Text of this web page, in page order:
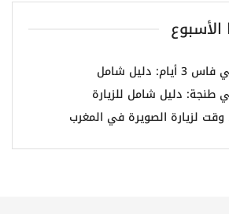
دليل شامل
طنجة: دليل شامل للزيارة
لزيارة الصويرة في المغرب